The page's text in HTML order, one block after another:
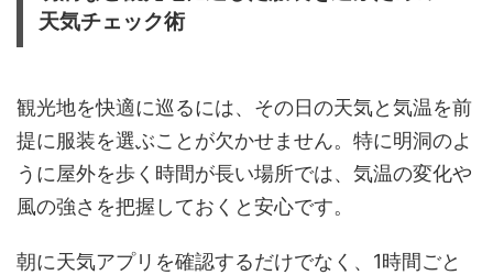
天気チェック術
観光地を快適に巡るには、その日の天気と気温を前
提に服装を選ぶことが欠かせません。特に明洞のよ
うに屋外を歩く時間が長い場所では、気温の変化や
風の強さを把握しておくと安心です。
朝に天気アプリを確認するだけでなく、1時間ごと